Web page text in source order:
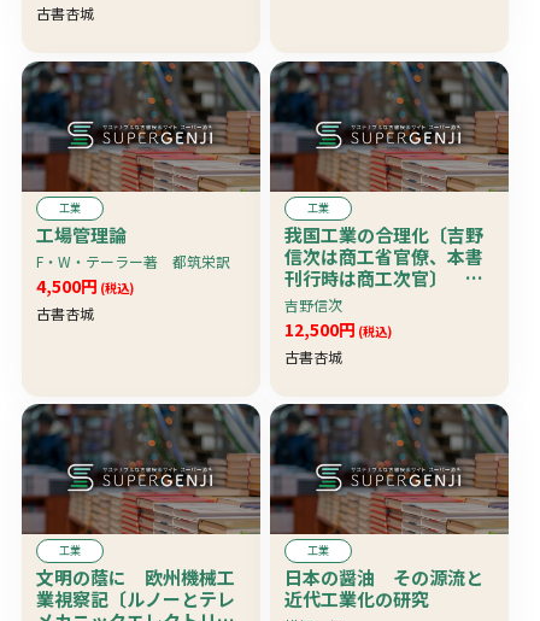
古書杏城
工業
工場管理論
F・W・テーラー著 都筑栄訳
4,500円 (税込)
古書杏城
工業
我国工業の合理化〔吉野
信次は商工省官僚、本書
刊行時は商工次官〕 珍
本
吉野信次
12,500円 (税込)
古書杏城
工業
文明の蔭に 欧州機械工
業視察記〔ルノーとテレ
工業
日本の醤油 その源流と
近代工業化の研究